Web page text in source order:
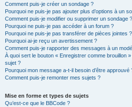
Comment puis-je créer un sondage ?
Pourquoi ne puis-je pas ajouter plus d’options à un
Comment puis-je modifier ou supprimer un sondage ?
Pourquoi ne puis-je pas accéder à un forum ?
Pourquoi ne puis-je pas transférer de pièces jointes ?
Pourquoi ai-je reçu un avertissement ?
Comment puis-je rapporter des messages à un
À quoi sert le bouton « Enregistrer comme brouillon
sujet ?
Pourquoi mon message a-t-il besoin d’être approuvé
Comment puis-je remonter mes sujets ?
Mise en forme et types de sujets
Qu’est-ce que le BBCode ?